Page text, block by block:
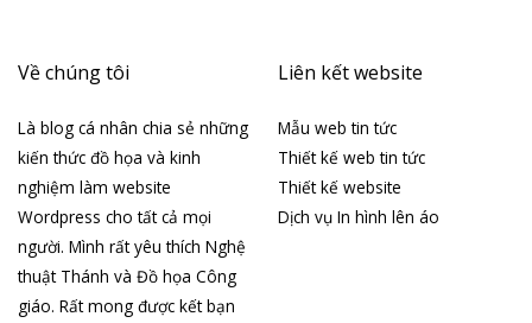
Về chúng tôi
Là blog cá nhân chia sẻ những
kiến thức đồ họa và kinh
nghiệm làm website
Wordpress cho tất cả mọi
người. Mình rất yêu thích Nghệ
thuật Thánh và Đồ họa Công
giáo. Rất mong được kết bạn
Liên kết website
Mẫu web tin tức
Thiết kế web tin tức
Thiết kế website
Dịch vụ In hình lên áo